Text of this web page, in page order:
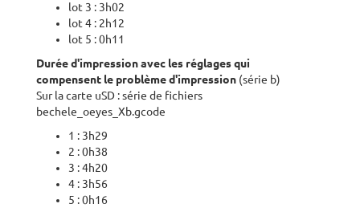
lot 3 : 3h02
lot 4 : 2h12
lot 5 : 0h11
Durée d'impression avec les réglages qui
compensent le problème d'impression (série b)
Sur la carte uSD : série de fichiers
bechele_oeyes_Xb.gcode
1 : 3h29
2 : 0h38
3 : 4h20
4 : 3h56
5 : 0h16